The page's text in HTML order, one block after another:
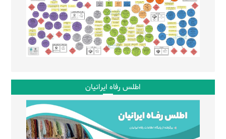
اطلس رفاه ایرانیان